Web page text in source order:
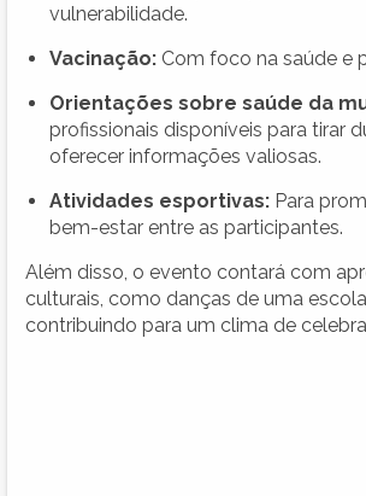
vulnerabilidade.
Vacinação: Com foco na saúde e
Orientações sobre saúde da
profissionais disponíveis para tirar
oferecer informações valiosas.
Atividades esportivas: Para
bem-estar entre as participantes.
Além disso, o evento contará com
culturais, como danças de uma
contribuindo para um clima de